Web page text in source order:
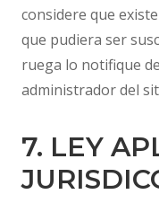
considere que
que pudiera ser
ruega lo notifique
administrador del
7. LEY